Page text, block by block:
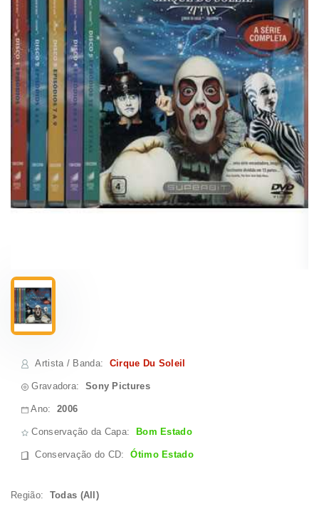
Artista / Banda: Cirque Du Soleil
Gravadora: Sony Pictures
Ano:2006
Conservação da Capa: Bom Estado
Conservação do CD:Ótimo Estado
Região: Todas (All)